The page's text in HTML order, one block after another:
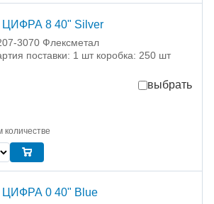
8 40" Silver
3070 Флексметал
поставки: 1 шт коробка: 250 шт
выбрать
количестве
0 40" Blue